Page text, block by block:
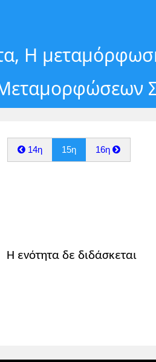
Η
14η 15η 16η
Η ενότητα δε διδάσκεται